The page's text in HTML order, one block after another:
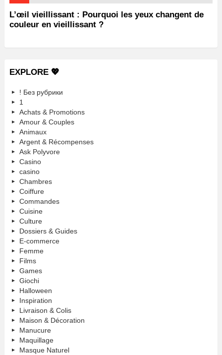
L’œil vieillissant : Pourquoi les yeux changent de
couleur en vieillissant ?
EXPLORE 💖
! Без рубрики
1
Achats & Promotions
Amour & Couples
Animaux
Argent & Récompenses
Ask Polyvore
Casino
casino
Chambres
Coiffure
Commandes
Cuisine
Culture
Dossiers & Guides
E-commerce
Femme
Films
Games
Giochi
Halloween
Inspiration
Livraison & Colis
Maison & Décoration
Manucure
Maquillage
Masque Naturel